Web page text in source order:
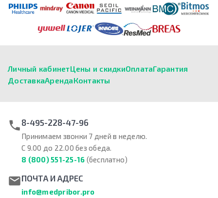
Личный кабинетЦены и скидкиОплатаГарантия
ДоставкаАрендаКонтакты
8-495-228-47-96
Принимаем звонки 7 дней в неделю.
С 9.00 до 22.00 без обеда.
8 (800) 551-25-16 (бесплатно)
ПОЧТА И АДРЕС
info@medpribor.pro